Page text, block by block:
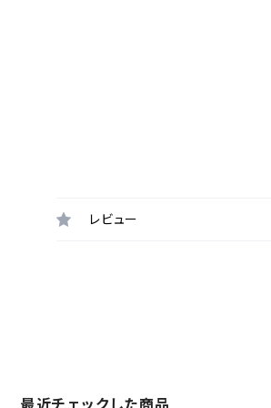
レビュー
最近チェックした商品